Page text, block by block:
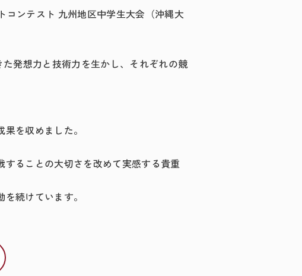
コンテスト 九州地区中学生大会（沖縄大
発想力と技術力を生かし、それぞれの競
を収めました。
ることの大切さを改めて実感する貴重
続けています。